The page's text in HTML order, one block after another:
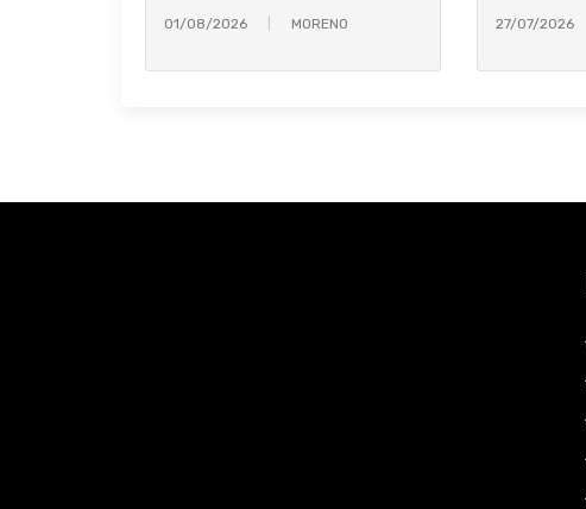
01/08/2026 MORENO 27/07/2026